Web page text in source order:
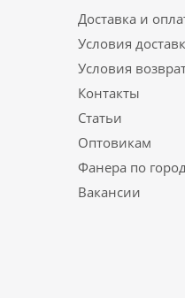
Доставка и
Условия
Условия
Контакты
Статьи
Оптовикам
Фанера по
Вакансии